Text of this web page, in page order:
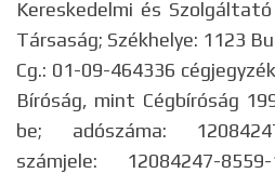
Kereskedelmi és
Társaság; Székhelye: 1123
Cg.: 01-09-464336
Bíróság, mint Cégbíróság
be; adószáma:
számjele: 12084247-